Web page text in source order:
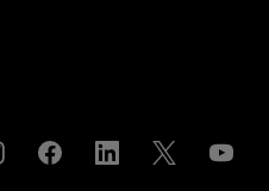
CompartirCompartirCompartir